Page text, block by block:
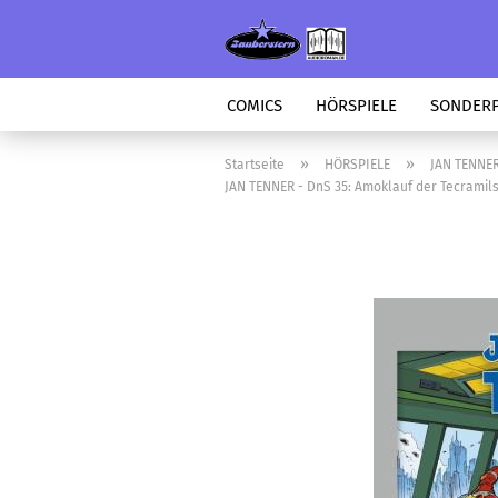
COMICS HÖRSPIELE
Startseite » HÖRSPIELE »
JAN
JAN TENNER - DnS 35: Amoklauf der Tecramils